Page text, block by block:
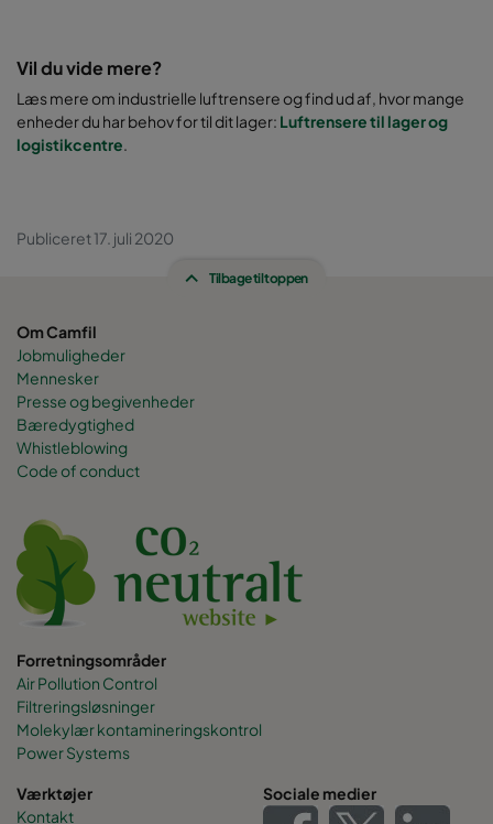
Vil du vide mere?
Læs mere om industrielle luftrensere og find ud af, hvor mange
enheder du har behov for til dit lager: Luftrensere til lager og
logistikcentre.
Publiceret 17. juli 2020
Tilbage til toppen
Om Camfil
Jobmuligheder
Mennesker
Presse og begivenheder
Bæredygtighed
Whistleblowing
Code of conduct
Forretningsområder
Air Pollution Control
Filtreringsløsninger
Molekylær kontamineringskontrol
Power Systems
Værktøjer
Kontakt
Sociale medier